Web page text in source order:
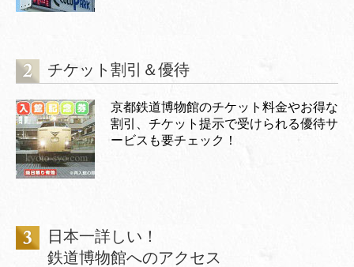
チケット割引＆優待
京都鉄道博物館のチケット料金やお得な
割引、チケット提示で受けられる優待サ
ービスも要チェック！
日本一詳しい！
鉄道博物館へのアクセス